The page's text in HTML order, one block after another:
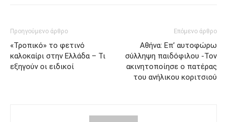
Προηγούμενο άρθρο
«Τροπικό» το φετινό
καλοκαίρι στην Ελλάδα – Τι
εξηγούν οι ειδικοί
Επόμενο άρθρο
Αθήνα: Επ’ αυτοφώρω
σύλληψη παιδόφιλου -Τον
ακινητοποίησε ο πατέρας
του ανήλικου κοριτσιού